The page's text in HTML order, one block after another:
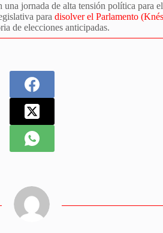
jornada de alta tensión política para
para disolver el Parlamento
de elecciones anticipadas.